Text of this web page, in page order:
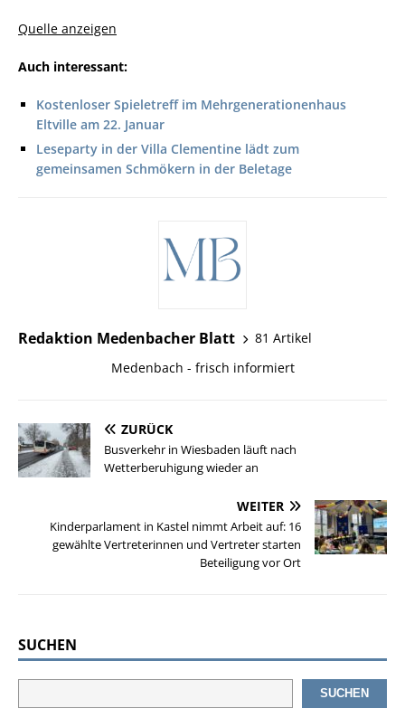
Quelle anzeigen
Auch interessant:
Kostenloser Spieletreff im Mehrgenerationenhaus
Eltville am 22. Januar
Leseparty in der Villa Clementine lädt zum
gemeinsamen Schmökern in der Beletage
Redaktion Medenbacher Blatt
81 Artikel
Medenbach - frisch informiert
ZURÜCK
Busverkehr in Wiesbaden läuft nach
Wetterberuhigung wieder an
WEITER
Kinderparlament in Kastel nimmt Arbeit auf: 16
gewählte Vertreterinnen und Vertreter starten
Beteiligung vor Ort
SUCHEN
SUCHEN